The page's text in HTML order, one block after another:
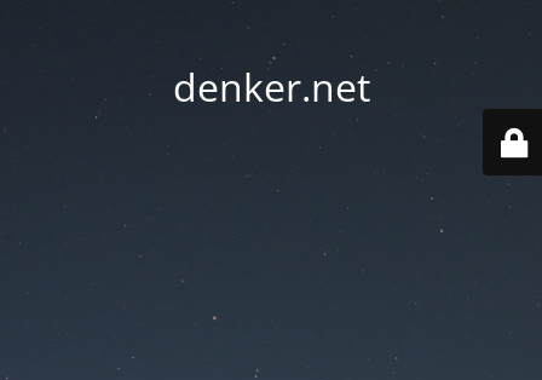
denker.net